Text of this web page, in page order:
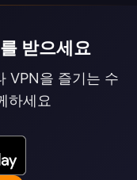
받으세요
VPN을 즐기는 수
하세요